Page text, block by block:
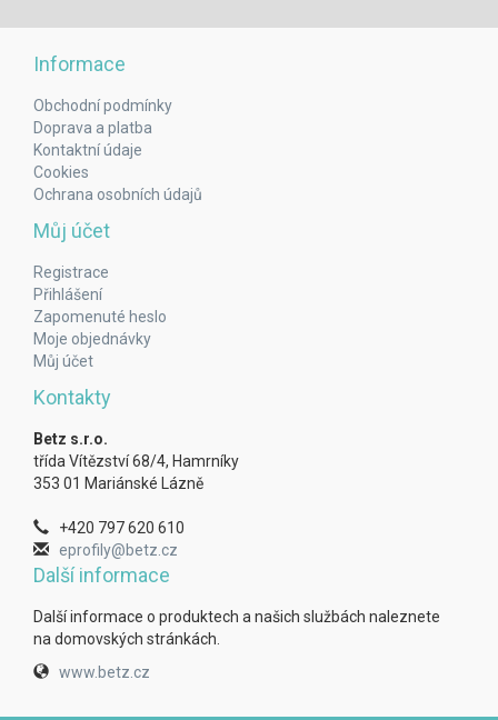
Informace
Obchodní podmínky
Doprava a platba
Kontaktní údaje
Cookies
Ochrana osobních údajů
Můj účet
Registrace
Přihlášení
Zapomenuté heslo
Moje objednávky
Můj účet
Kontakty
Betz s.r.o.
třída Vítězství 68/4, Hamrníky
353 01 Mariánské Lázně
+420 797 620 610
eprofily@betz.cz
Další informace
Další informace o produktech a našich službách naleznete
na domovských stránkách.
www.betz.cz